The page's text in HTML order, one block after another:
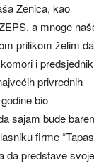
Zenica, kao
a mnoge
prilikom želim
i
privrednih
bio
sajam bude
firme
da predstave svoje